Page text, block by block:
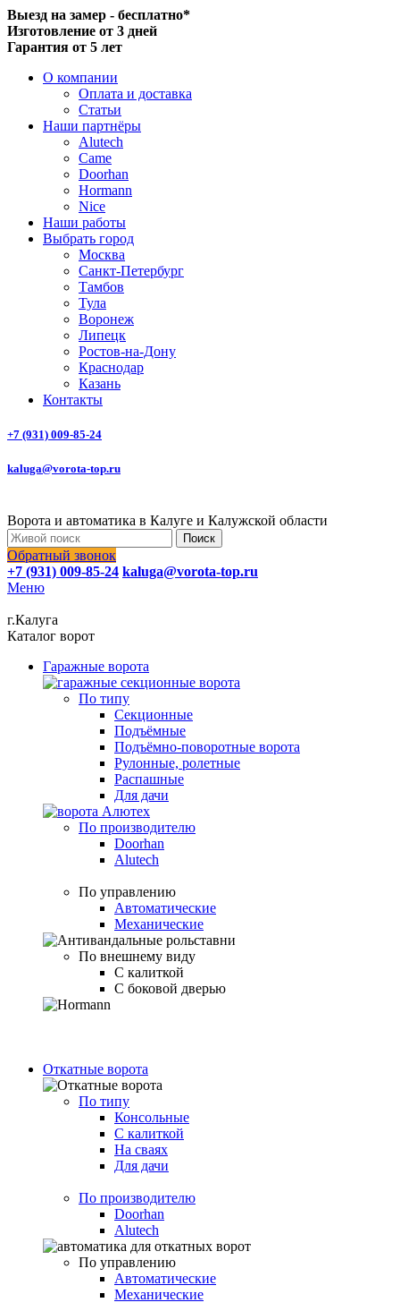
Выезд на замер - бесплатно*
Изготовление от 3 дней
Гарантия от 5 лет
О компании
Оплата и доставка
Статьи
Наши партнёры
Alutech
Came
Doorhan
Hormann
Nice
Наши работы
Выбрать город
Москва
Санкт-Петербург
Тамбов
Тула
Воронеж
Липецк
Ростов-на-Дону
Краснодар
Казань
Контакты
+7 (931) 009-85-24
kaluga@vorota-top.ru
Ворота и автоматика в Калуге и Калужской области
Поиск
Обратный звонок
+7 (931) 009-85-24 kaluga@vorota-top.ru
Меню
г.Калуга
Каталог ворот
Гаражные ворота
По типу
Секционные
Подъёмные
Подъёмно-поворотные ворота
Рулонные, ролетные
Распашные
Для дачи
По производителю
Doorhan
Alutech
По управлению
Автоматические
Механические
По внешнему виду
С калиткой
С боковой дверью
Откатные ворота
По типу
Консольные
С калиткой
На сваях
Для дачи
По производителю
Doorhan
Alutech
По управлению
Автоматические
Механические